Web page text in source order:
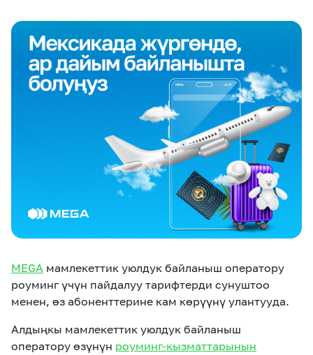
eSIM
Көңүл ачуучу Соц. тармактар
Чалуулар жана
SMS
Номерди тандоо SIM жеткирүү
Офис картасы
Кызмат көрсөтүүлөр
MegaTV MegaKassa
MEGA мамлекеттик уюлдук байланыш оператору
роуминг үчүн пайдалуу тарифтерди сунуштоо
менен, өз абоненттерине кам көрүүнү улантууда.
Алдыңкы мамлекеттик уюлдук байланыш
оператору өзүнүн роуминг-кызматтарынын